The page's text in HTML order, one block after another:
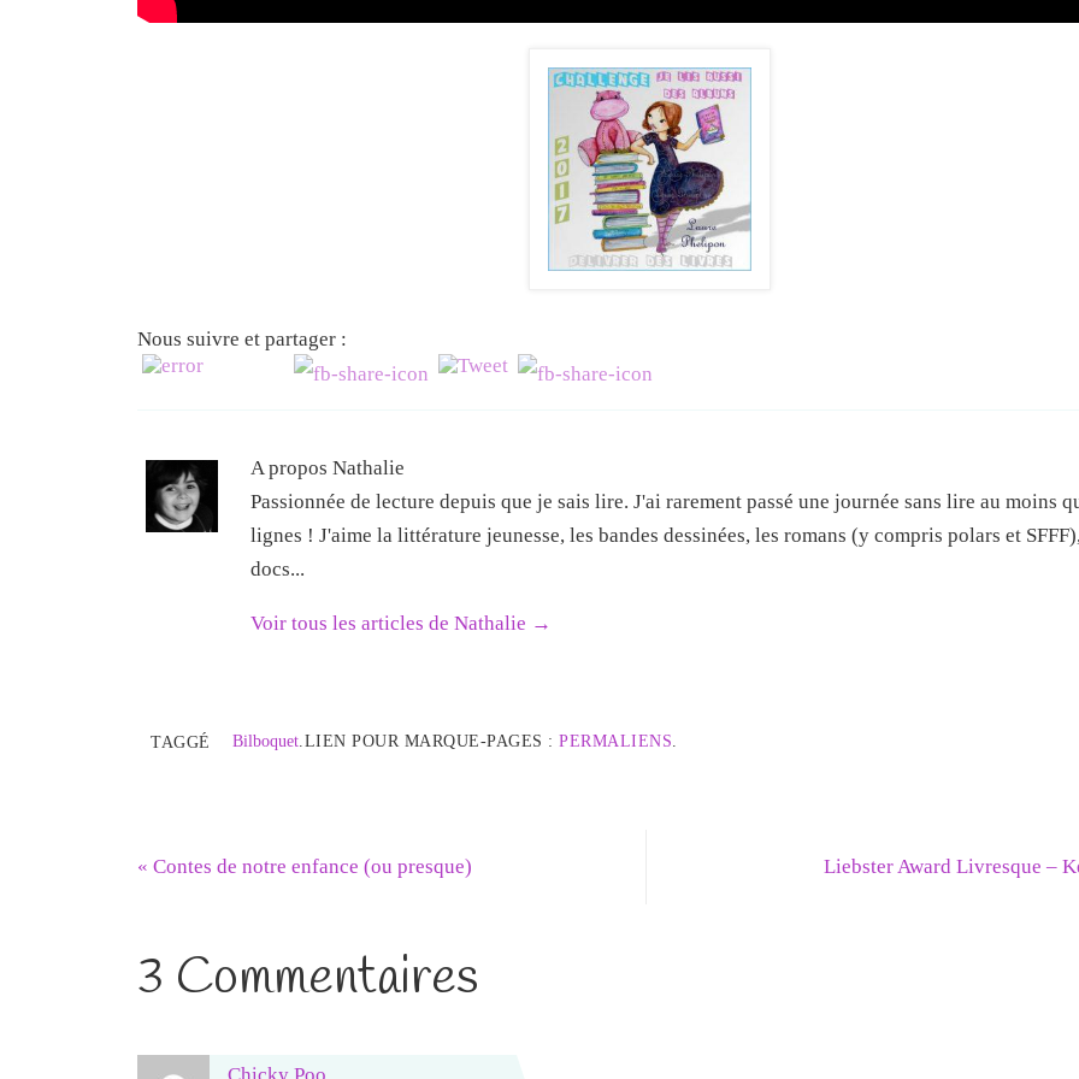
Nous suivre et partager :
A propos Nathalie
Passionnée de lecture depuis que je sais lire. J'ai rarement passé une journée sans lire au moins
lignes ! J'aime la littérature jeunesse, les bandes dessinées, les romans (y compris polars et
docs...
Voir tous les articles de Nathalie →
TAGGÉ Bilboquet. LIEN POUR MARQUE-PAGES : PERMALIENS
« Contes de notre enfance (ou presque) Liebster Award Livresque –
3 Commentaires